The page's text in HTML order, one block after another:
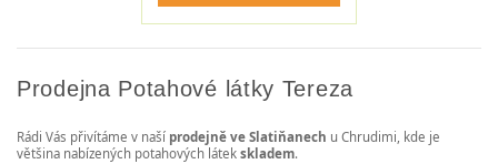
Prodejna Potahové látky Tereza
Rádi Vás přivítáme v naší prodejně ve Slatiňanech u Chrudimi, kde je
většina nabízených potahových látek skladem.